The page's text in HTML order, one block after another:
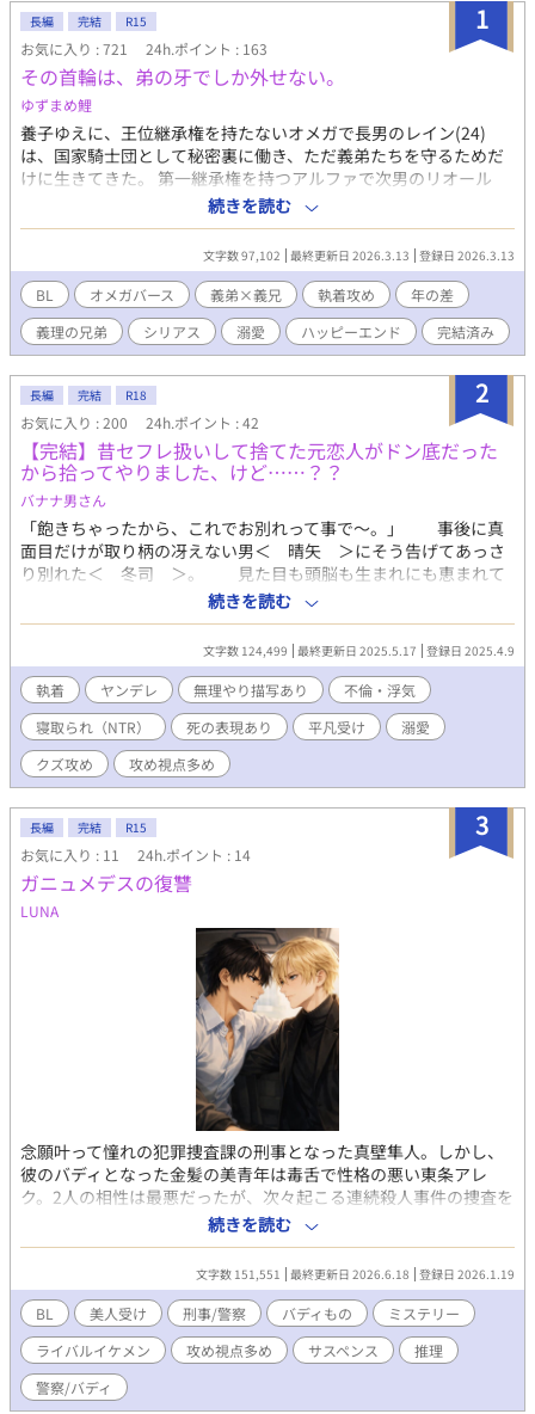
1
長編 完結 R15
お気に入り : 721 24h.ポイント : 163
その首輪は、弟の牙でしか外せない。
ゆずまめ鯉
養子ゆえに、王位継承権を持たないオメガで長男のレイン(24)
は、国家騎士団として秘密裏に働き、ただ義弟たちを守るためだ
けに生きてきた。 第一継承権を持つアルファで次男のリオール
(19)は、そんな兄に「ごく潰し」と陰口を叩く連中を許せなかっ
た。自分を犠牲にしてまで守る価値はないと思っていた。なにか
と怪我の多い国家騎士団を辞めさせたかった。 初めて訪れた発情
期のとき。約束をすっぽかされたリオールが不審に思い、兄の部
屋へ行くと、国家騎士団の同僚──グウェンソード(28)に押し倒
されるところを目撃して激高する。 「今すぐ部屋から出ろ！」 独
占欲をあらわにしたリオールは、グウェンソードを部屋から追い
出し、兄であるレインを欲望のままに抱いた。 翌朝、差し出され
たのは特注の首輪──外せるのはリオールのみ。 「俺以外に触ら
せるな」 そう囁かれたレインは、何年も首輪と弟の執着に縛られ
続けてきた。 弟には婚約者がいるのに、こんな関係を続けてもい
いのか。 本当にこのままでもいいのか。 ひたすら執着して独占し
たがる弟と、罪悪感に苛まれる兄。 その首輪は、いつか弟の牙で
血に染まるのか──。 どうにかしてレインを落としたいリオール
と、弟との関係に悩むレインのオメガバースです。 リオール・グ
ランケット(19)×レイン・グランケット(24) ※この作品は2015年
頃に本文を書き、2017年頃にオメガバースに改稿、さらに2026年
に手直しした作品になります。読みにくいかもしれません。ご了
承ください。 三人称ですが攻めだったり受けだったり視点がよく
かわります。攻め視点多めです。
続きを読む
文字数 97,102 最終更新日 2026.3.13 登録日 2026.3.13
BL オメガバース 義弟×義兄 執着攻め
年の差
義理の兄弟
シリアス 溺愛 ハッピーエンド 完結済み
2
長編 完結 R18
お気に入り : 200 24h.ポイント : 42
【完結】昔セフレ扱いして捨てた元恋人がドン底だった
から拾ってやりました、けど……？？
バナナ男さん
「飽きちゃったから、これでお別れって事で〜。」 事後に真
面目だけが取り柄の冴えない男＜ 晴矢 ＞にそう告げてあっさ
り別れた＜ 冬司 ＞。 見た目も頭脳も生まれにも恵まれて
いた冬司にとって、晴矢は恋人という名の好きに扱えるセフレで
しかなかった。 それから１０年後────仕事も成功し、最
高の栄誉と地位を手にしていた冬司は、ある日偶然晴矢を見つけ
る。 金に困り落ちぶれている晴矢を見て……冬司はある契約を
晴矢に提案する事にして、そして……？ クズ、後にヤン
デレ、執着、病み？攻め＜ 冬司 ＞ ✕ 平凡、貧乏、ちょっ
と変わっている性格受け＜ 晴矢 ＞ 不倫、寝取られ、死の
表現あり、倫理観アウトなどなど、気分を害される可能性のある
内容が多いので、どうかご注意下さいm(__)m 攻めは最初から
くて書いてみました;´꒳`;) 最後は、とりあえず収まる感じには
したつもりです
続きを読む
文字数 124,499 最終更新日 2025.5.17 登録日 2025.4.9
執着 ヤンデレ 無理やり描写あり
不倫・浮気
寝取られ（NTR）
死の表現あり 平凡受け
溺愛
クズ攻め
攻め視点多め
3
長編 完結 R15
お気に入り : 11 24h.ポイント : 14
ガニュメデスの復讐
LUNA
念願叶って憧れの犯罪捜査課の刑事となった真壁隼人。しかし、
彼のバディとなった金髪の美青年は毒舌で性格の悪い東条アレ
ク。2人の相性は最悪だったが、次々起こる連続殺人事件の捜査を
進めるうちに距離が縮まり始めるー というあらすじの、バディも
のBL推理小説です。 ミステリーとBLが大好きなので、二つを組み
合わせてみました！ 受けは強気な美人。攻めは一途な熱血漢で
す。 ゆる〜く更新していく予定なので、ゆる〜く楽しんでいただ
けたら嬉しいです。 （話の内容は全然ゆるくないです） 6/6 一
応完結？ BLシーンのエピローグを追記する予定です。 ※物語の構
成上、性的虐待の描写が入ります。そのような描写が入るシーン
には※マークをつけさせていただきますので、苦手な方はご注意
ください。 ※※ BLシーンには※※マークをつけさせていただく予
続きを読む
文字数 151,551 最終更新日 2026.6.18 登録日 2026.1.19
BL 美人受け 刑事/警察 バディもの
ミステリー
ライバルイケメン
攻め視点多め サスペンス
推理
警察/バディ